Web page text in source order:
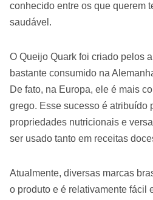
conhecido entre os que querem
saudável.
O Queijo Quark foi criado pelos
bastante consumido na
De fato, na Europa, ele é mais
grego. Esse sucesso é atribuído
propriedades nutricionais e
ser usado tanto em receitas
Atualmente, diversas marcas
o produto e é relativamente fácil